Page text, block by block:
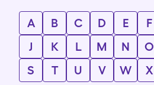
A B C D E F
J
K L M N O
S
T U V W X